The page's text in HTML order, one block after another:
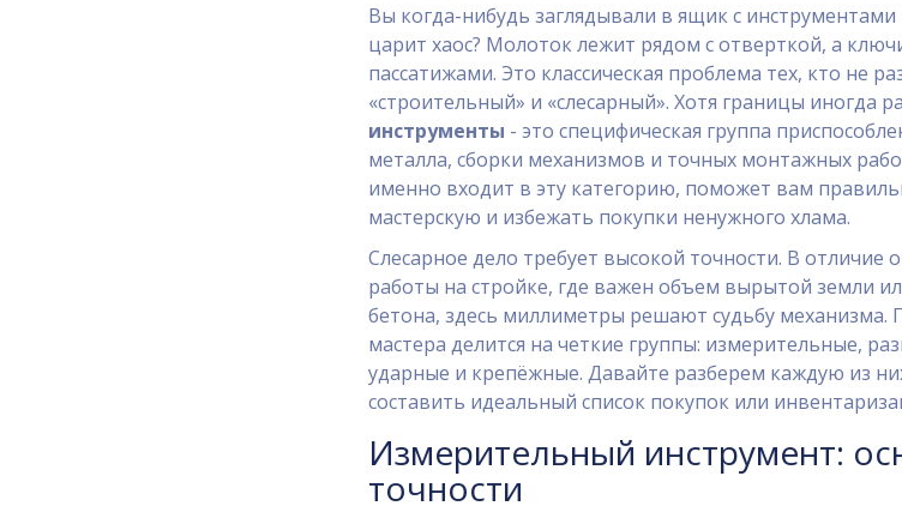
Вы когда-нибудь заглядывали в ящик с
царит хаос? Молоток лежит рядом с отверткой, а
пассатижами. Это классическая проблема тех, кто не
«строительный» и «слесарный». Хотя границы иногда
инструменты - это специфическая группа
металла, сборки механизмов и точных монтажных
именно входит в эту категорию, поможет вам
мастерскую и избежать покупки ненужного хлама.
Слесарное дело требует высокой точности. В отличие
работы на стройке, где важен объем вырытой земли
бетона, здесь миллиметры решают судьбу механизма.
мастера делится на четкие группы: измерительные,
ударные и крепёжные. Давайте разберем каждую из
составить идеальный список покупок или
Измерительный инструмент:
точности